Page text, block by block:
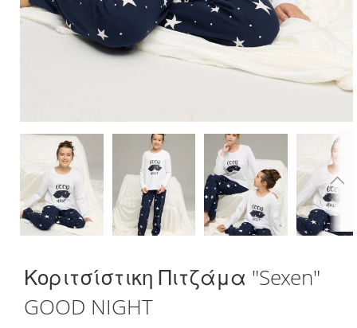
to
beginning
Κοριτσίστικη Πιτζάμα "Sexen"
GOOD NIGHT